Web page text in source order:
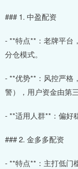
### 1. 中盈配资
- **特点**：老牌平台
分仓模式。
- **优势**：风控严格
警），用户资金由第
- **适用人群**：偏好
### 2. 金多多配资
- **特点**：主打低门